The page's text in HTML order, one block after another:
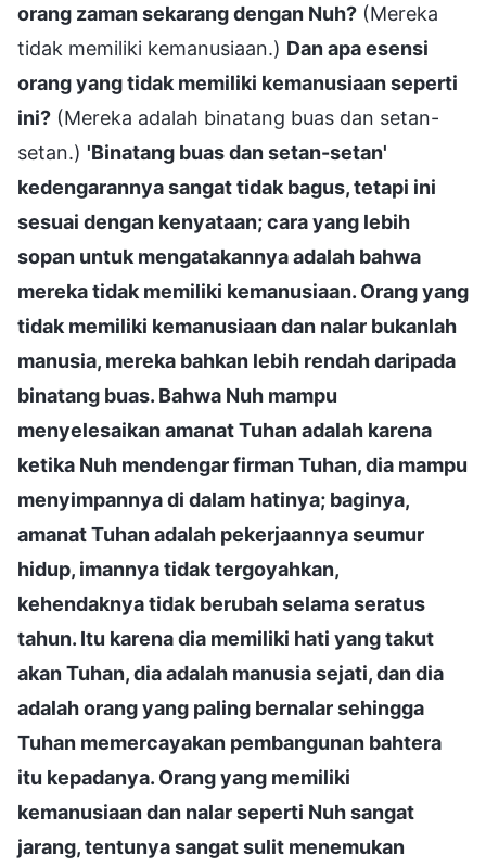
orang zaman sekarang dengan Nuh? (Mereka
tidak memiliki kemanusiaan.) Dan apa esensi
orang yang tidak memiliki kemanusiaan seperti
ini? (Mereka adalah binatang buas dan setan-
setan.) 'Binatang buas dan setan-setan'
kedengarannya sangat tidak bagus, tetapi ini
sesuai dengan kenyataan; cara yang lebih
sopan untuk mengatakannya adalah bahwa
mereka tidak memiliki kemanusiaan. Orang yang
tidak memiliki kemanusiaan dan nalar bukanlah
manusia, mereka bahkan lebih rendah daripada
binatang buas. Bahwa Nuh mampu
menyelesaikan amanat Tuhan adalah karena
ketika Nuh mendengar firman Tuhan, dia mampu
menyimpannya di dalam hatinya; baginya,
amanat Tuhan adalah pekerjaannya seumur
hidup, imannya tidak tergoyahkan,
kehendaknya tidak berubah selama seratus
tahun. Itu karena dia memiliki hati yang takut
akan Tuhan, dia adalah manusia sejati, dan dia
adalah orang yang paling bernalar sehingga
Tuhan memercayakan pembangunan bahtera
itu kepadanya. Orang yang memiliki
kemanusiaan dan nalar seperti Nuh sangat
jarang, tentunya sangat sulit menemukan